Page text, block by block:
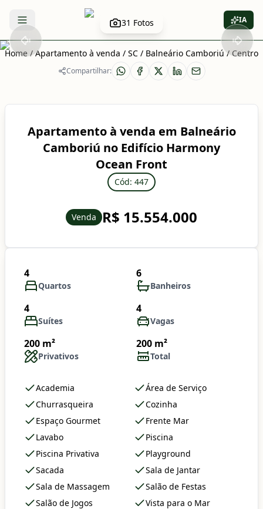
Abrir menu IA
31 Fotos
Home / Apartamento à venda / SC / Balneário Camboriú / Centro
Compartilhar:
Apartamento à venda em Balneário
Camboriú no Edifício Harmony
Ocean Front
Cód: 447
Venda R$ 15.554.000
4
Quartos
6
Banheiros
4
Suítes
4
Vagas
200 m²
Privativos
200 m²
Total
Academia
Área de Serviço
Churrasqueira
Cozinha
Espaço Gourmet
Frente Mar
Lavabo
Piscina
Piscina Privativa
Playground
Sacada
Sala de Jantar
Sala de Massagem
Salão de Festas
Salão de Jogos
Vista para o Mar